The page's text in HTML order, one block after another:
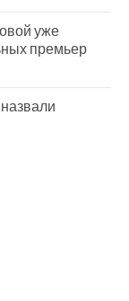
уже
премьер